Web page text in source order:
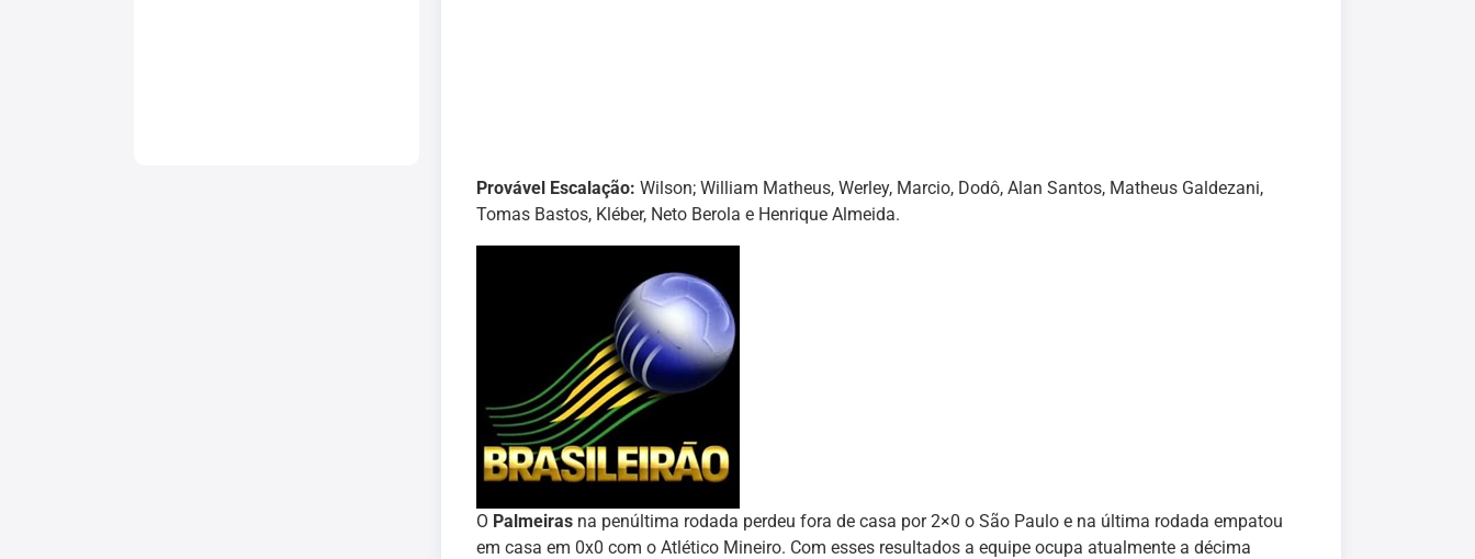
Provável Escalação: Wilson; William Matheus, Werley, Marcio, Dodô, Alan Santos, Matheus Galdezani,
Tomas Bastos, Kléber, Neto Berola e Henrique Almeida.
O Palmeirasna penúltima rodada perdeu fora de casa por 2×0 o São Paulo e na última rodada empatou
em casa em 0x0 com o Atlético Mineiro. Com esses resultados a equipe ocupa atualmente a décima